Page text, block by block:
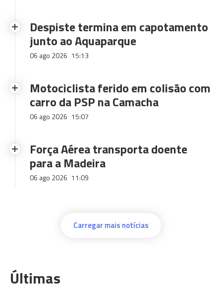
Despiste termina em capotamento
junto ao Aquaparque
06 ago 2026 15:13
Motociclista ferido em colisão com
carro da PSP na Camacha
06 ago 2026 15:07
Força Aérea transporta doente
para a Madeira
06 ago 2026 11:09
Carregar mais notícias
Últimas